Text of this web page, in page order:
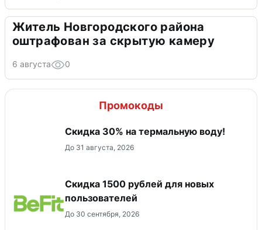
Житель Новгородского района
оштрафован за скрытую камеру
6 августа 0
Промокоды
Скидка 30% на термальную воду!
До 31 августа, 2026
Скидка 1500 рублей для новых
пользователей
До 30 сентября, 2026